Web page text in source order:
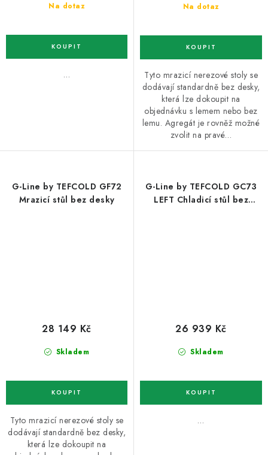
Na dotaz
…
Na dotaz
Tyto mrazicí nerezové stoly se
dodávají standardně bez desky,
která lze dokoupit na
objednávku s lemem nebo bez
lemu. Agregát je rovněž možné
zvolit na pravé…
G-Line by TEFCOLD GF72
Mrazicí stůl bez desky
Skladem
28 149 Kč
Tyto mrazicí nerezové stoly se
dodávají standardně bez desky,
která lze dokoupit na
G-Line by TEFCOLD GC73
LEFT Chladicí stůl bez
Skladem
26 939 Kč
…